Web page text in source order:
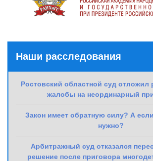
Наши расследования
Ростовский областной суд отложил
жалобы на неординарный
Закон имеет обратную силу? А
нужно?
Арбитражный суд отказался
решение после приговора